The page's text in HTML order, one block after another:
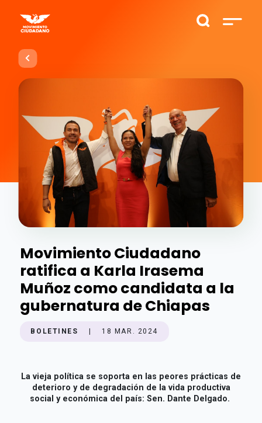
Movimiento Ciudadano
ratifica a Karla Irasema
Muñoz como candidata a la
gubernatura de Chiapas
BOLETINES 18 MAR. 2024
La vieja política se soporta en las peores prácticas de
deterioro y de degradación de la vida productiva
social y económica del país: Sen. Dante Delgado.